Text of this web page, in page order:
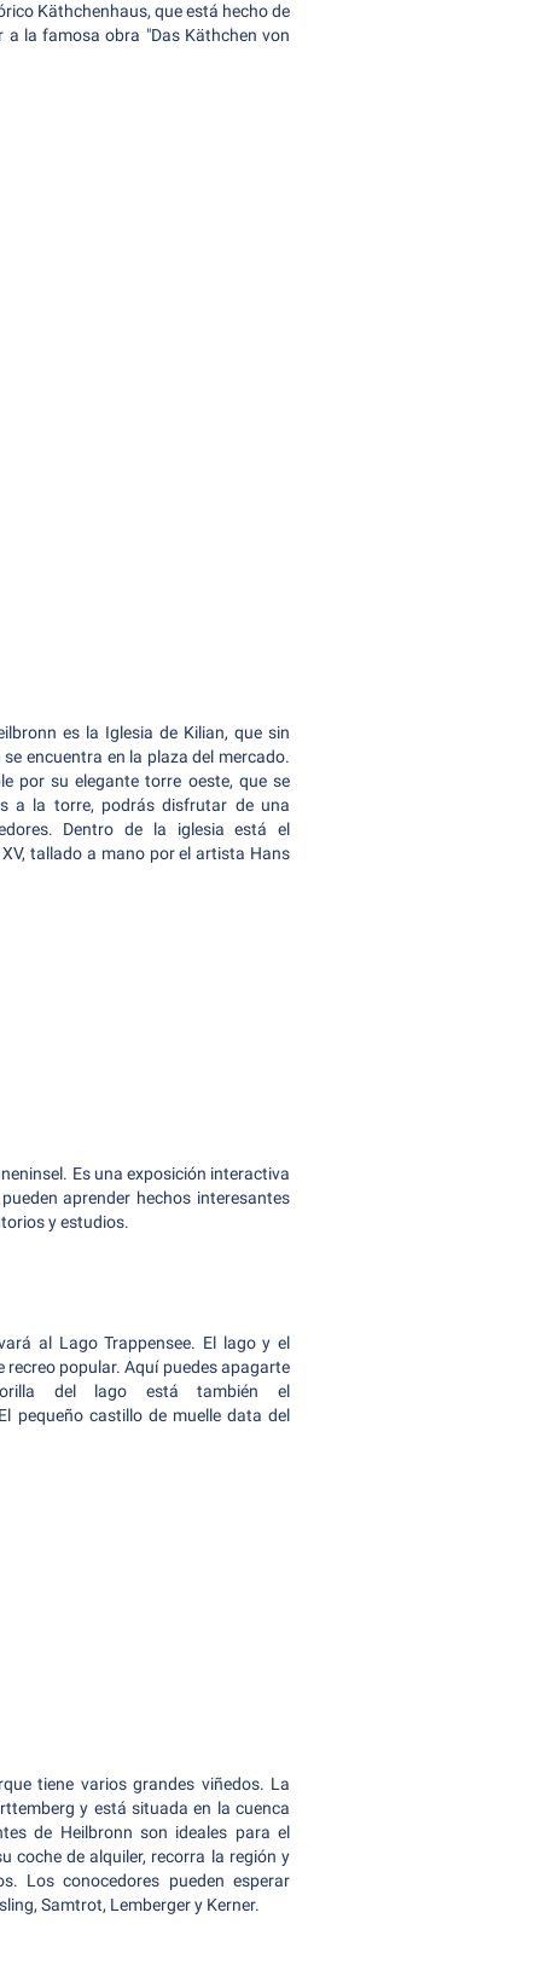
Käthchenhaus, que está hecho de
a la famosa obra "Das Käthchen von
es la Iglesia de Kilian, que sin
encuentra en la plaza del mercado.
por su elegante torre oeste, que se
a la torre, podrás disfrutar de una
Dentro de la iglesia está el
tallado a mano por el artista Hans
Es una exposición interactiva
aprender hechos interesantes
y estudios.
al Lago Trappensee. El lago y el
popular. Aquí puedes apagarte
del lago está también el
pequeño castillo de muelle data del
tiene varios grandes viñedos. La
y está situada en la cuenca
de Heilbronn son ideales para el
coche de alquiler, recorra la región y
Los conocedores pueden esperar
Samtrot, Lemberger y Kerner.